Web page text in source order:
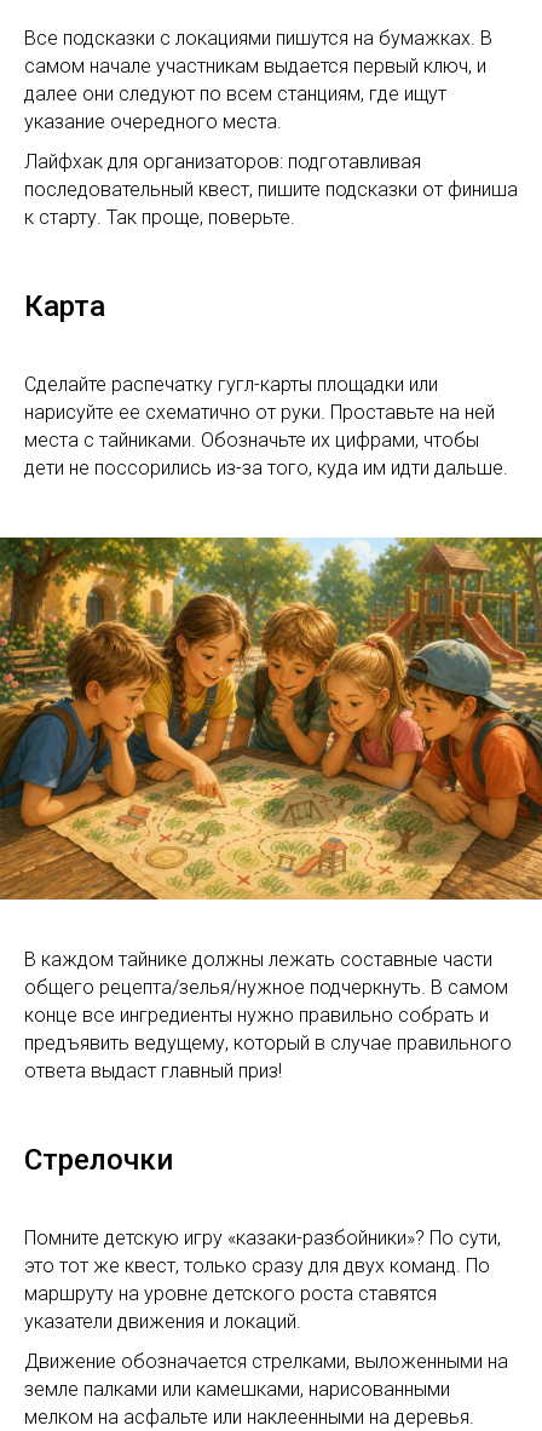
Все подсказки с локациями пишутся на бумажках. В
самом начале участникам выдается первый ключ, и
далее они следуют по всем станциям, где ищут
указание очередного места.
Лайфхак для организаторов: подготавливая
последовательный квест, пишите подсказки от финиша
к старту. Так проще, поверьте.
Карта
Сделайте распечатку гугл-карты площадки или
нарисуйте ее схематично от руки. Проставьте на ней
места с тайниками. Обозначьте их цифрами, чтобы
дети не поссорились из-за того, куда им идти дальше.
В каждом тайнике должны лежать составные части
общего рецепта/зелья/нужное подчеркнуть. В самом
конце все ингредиенты нужно правильно собрать и
предъявить ведущему, который в случае правильного
ответа выдаст главный приз!
Стрелочки
Помните детскую игру «казаки-разбойники»? По сути,
это тот же квест, только сразу для двух команд. По
маршруту на уровне детского роста ставятся
указатели движения и локаций.
Движение обозначается стрелками, выложенными на
земле палками или камешками, нарисованными
мелком на асфальте или наклеенными на деревья.